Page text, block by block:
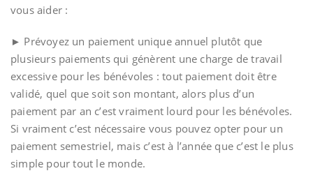
vous aider :
► Prévoyez un paiement unique annuel plutôt que
plusieurs paiements qui génèrent une charge de travail
excessive pour les bénévoles : tout paiement doit être
validé, quel que soit son montant, alors plus d’un
paiement par an c’est vraiment lourd pour les bénévoles.
Si vraiment c’est nécessaire vous pouvez opter pour un
paiement semestriel, mais c’est à l’année que c’est le plus
simple pour tout le monde.